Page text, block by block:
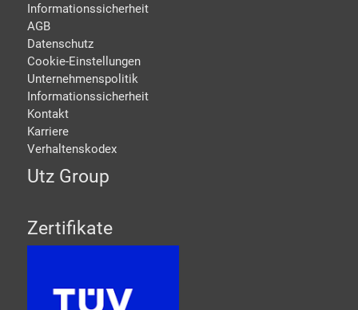
Informationssicherheit
AGB
Datenschutz
Cookie-Einstellungen
Unternehmenspolitik
Informationssicherheit
Kontakt
Karriere
Verhaltenskodex
Utz Group
Zertifikate